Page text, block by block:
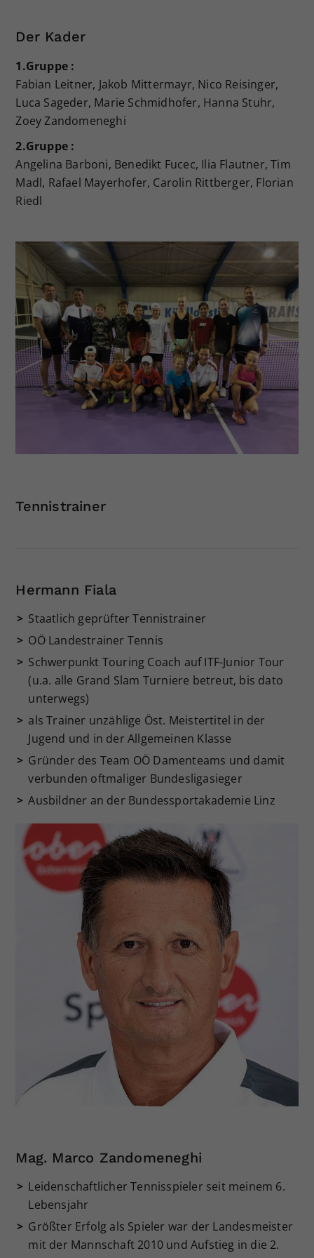
Der Kader
1.Gruppe :
Fabian Leitner, Jakob Mittermayr, Nico Reisinger,
Luca Sageder, Marie Schmidhofer, Hanna Stuhr,
Zoey Zandomeneghi
2.Gruppe :
Angelina Barboni, Benedikt Fucec, Ilia Flautner, Tim
Madl, Rafael Mayerhofer, Carolin Rittberger, Florian
Riedl
Tennistrainer
Hermann Fiala
Staatlich geprüfter Tennistrainer
OÖ Landestrainer Tennis
Schwerpunkt Touring Coach auf ITF-Junior Tour
(u.a. alle Grand Slam Turniere betreut, bis dato
unterwegs)
als Trainer unzählige Öst. Meistertitel in der
Jugend und in der Allgemeinen Klasse
Gründer des Team OÖ Damenteams und damit
verbunden oftmaliger Bundesligasieger
Ausbildner an der Bundessportakademie Linz
Mag. Marco Zandomeneghi
Leidenschaftlicher Tennisspieler seit meinem 6.
Lebensjahr
Größter Erfolg als Spieler war der Landesmeister
mit der Mannschaft 2010 und Aufstieg in die 2.
Zweck
vorgenommen Einstellungen, falls der
Webseiten-Betreiber dies eingestellt
hat.